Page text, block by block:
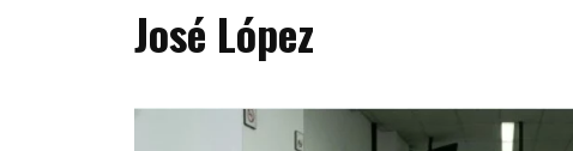
José López